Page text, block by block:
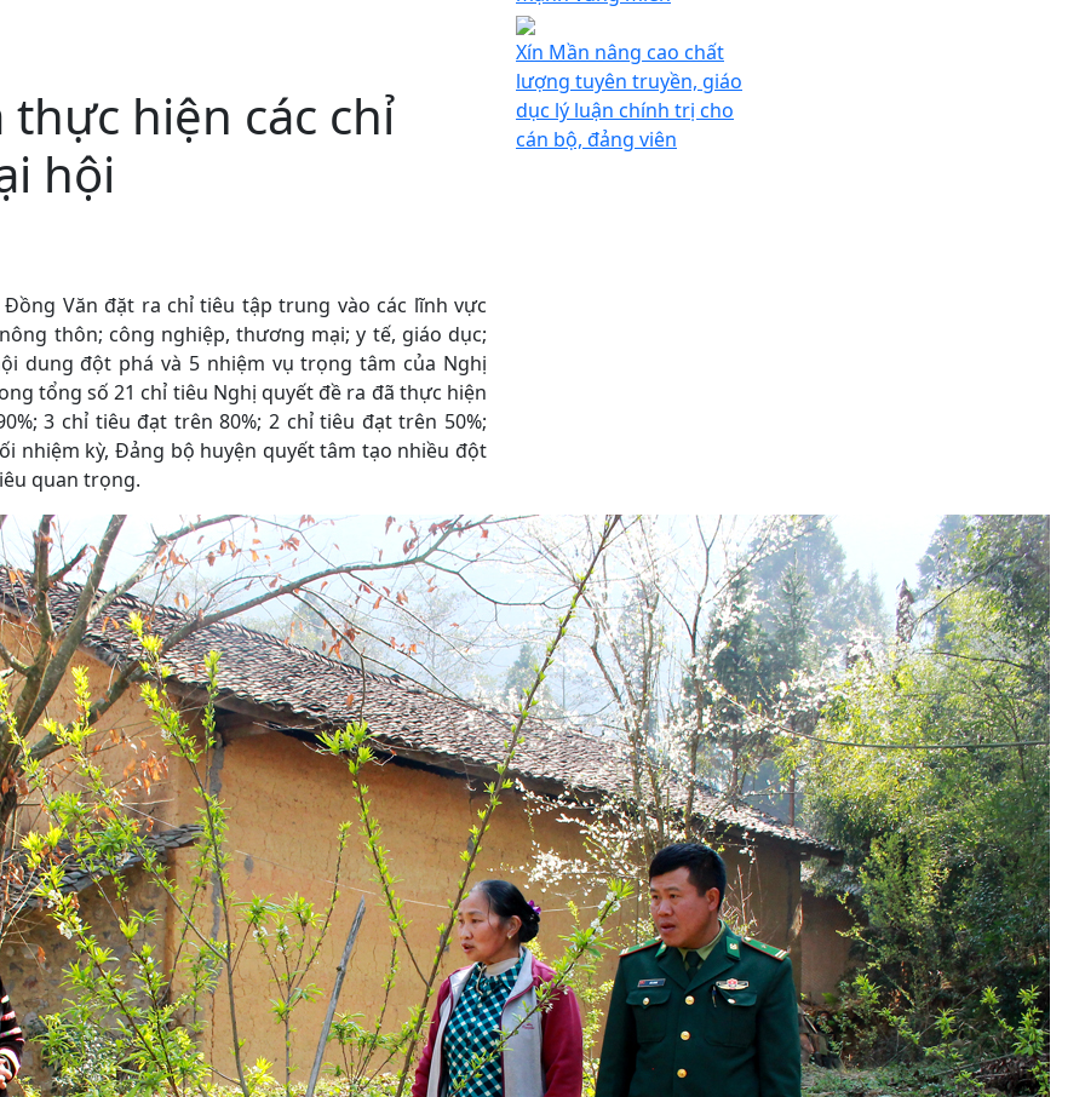
hiện các chỉ
hội
Đồng Văn đặt ra chỉ tiêu tập trung vào các lĩnh vực
thôn; công nghiệp, thương mại; y tế, giáo dục;
dung đột phá và 5 nhiệm vụ trọng tâm của Nghị
tổng số 21 chỉ tiêu Nghị quyết đề ra đã thực hiện
3 chỉ tiêu đạt trên 80%; 2 chỉ tiêu đạt trên 50%;
nhiệm kỳ, Đảng bộ huyện quyết tâm tạo nhiều đột
quan trọng.
Xín Mần nâng cao chất
lượng tuyên truyền, giáo
dục lý luận chính trị cho
cán bộ, đảng viên